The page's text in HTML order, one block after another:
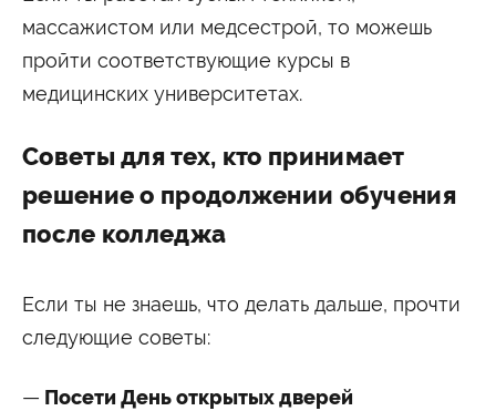
массажистом или медсестрой, то можешь
пройти соответствующие курсы в
медицинских университетах.
Советы для тех, кто принимает
решение о продолжении обучения
после колледжа
Если ты не знаешь, что делать дальше, прочти
следующие советы:
Посети День открытых дверей